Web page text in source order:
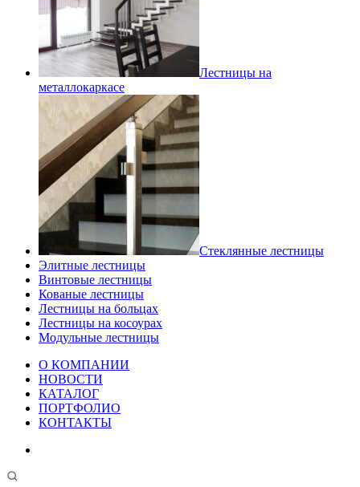
Лестницы на
металлокаркасе
Стеклянные лестницы
Элитные лестницы
Винтовые лестницы
Кованые лестницы
Лестницы на больцах
Лестницы на косоурах
Модульные лестницы
О КОМПАНИИ
НОВОСТИ
КАТАЛОГ
ПОРТФОЛИО
КОНТАКТЫ